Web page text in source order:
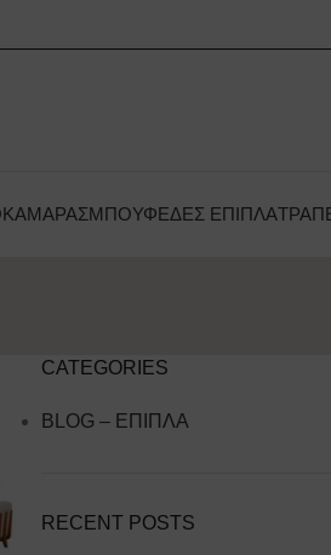
ΜΠΟΥΦΈΔΕΣ ΈΠΙΠΛΑ
CATEGORIES
BLOG – ΕΠΙΠΛΑ
RECENT POSTS